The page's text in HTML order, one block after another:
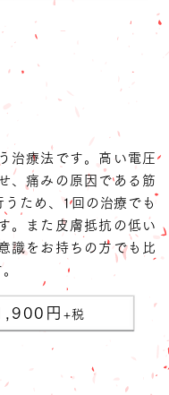
治療法です。高い電圧
、痛みの原因である筋
ため、1回の治療でも
。また皮膚抵抗の低い
識をお持ちの方でも比
円 +税